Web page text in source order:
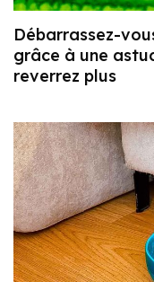
Débarrassez-
grâce à une
reverrez plus